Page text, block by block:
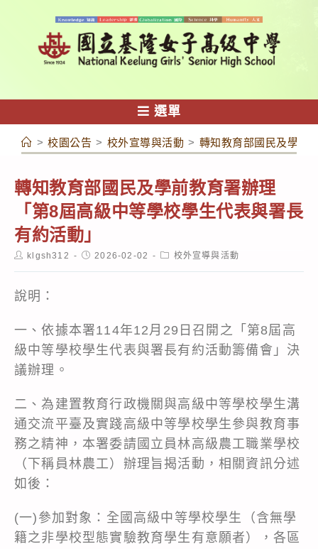
容
選單
> 校園公告 > 校外宣導與活動 > 轉知教育部國民及學前
轉知教育部國民及學前教育署辦理
「第8屆高級中等學校學生代表與署長
有約活動」
Postklgsh312
Post2026-02-02
Post校外宣導與活動
說明：
一、依據本署114年12月29日召開之「第8屆高
級中等學校學生代表與署長有約活動籌備會」決
議辦理。
二、為建置教育行政機關與高級中等學校學生溝
通交流平臺及實踐高級中等學校學生參與教育事
務之精神，本署委請國立員林高級農工職業學校
（下稱員林農工）辦理旨揭活動，相關資訊分述
如後：
(一)參加對象：全國高級中等學校學生（含無學
籍之非學校型態實驗教育學生有意願者），各區